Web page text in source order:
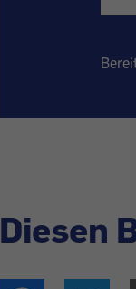
Diesen